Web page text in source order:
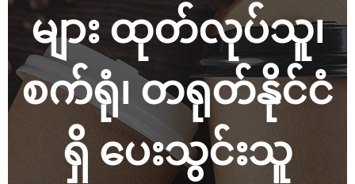
များ ထုတ်လုပ်သူ၊
စက်ရုံ၊ တရုတ်နိုင်ငံ
ရှိ ပေးသွင်းသူ